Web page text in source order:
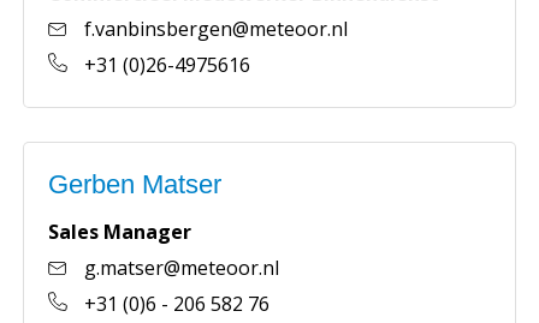
f.vanbinsbergen@meteoor.nl
+31 (0)26-4975616
Gerben Matser
Sales Manager
g.matser@meteoor.nl
+31 (0)6 - 206 582 76